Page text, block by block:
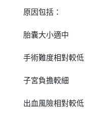
原因包括：
胎囊大小適中
手術難度相對較低
子宮負擔較細
出血風險相對較低